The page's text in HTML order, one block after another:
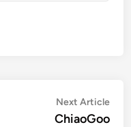
Next Article
ChiaoGoo